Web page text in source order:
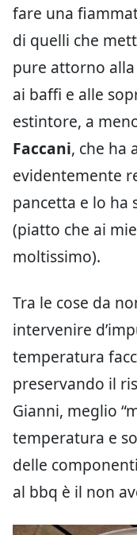
fare una
di quelli che
pure attorno
ai baffi e alle
estintore, a
Faccani, che ha
evidentemente
pancetta e lo ha
(piatto che ai
moltissimo).
Tra le cose da
intervenire
temperatura
preservando il
Gianni, meglio
temperatura e
delle
al bbq è il non